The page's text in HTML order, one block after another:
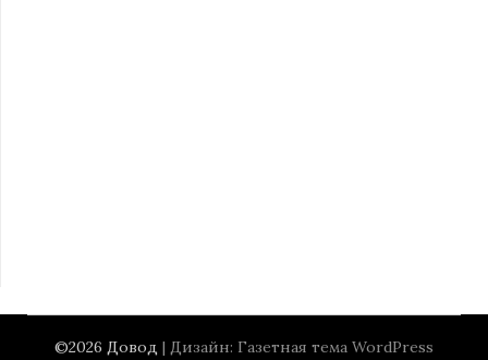
©2026 Довод | Дизайн: Газетная тема WordPress